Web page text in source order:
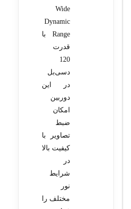
Wide
Dynamic
Range با
قدرت
120
دسی‌بل
در این
دوربین
امکان
ضبط
تصاویر با
کیفیت بالا
در
شرایط
نور
مختلف را